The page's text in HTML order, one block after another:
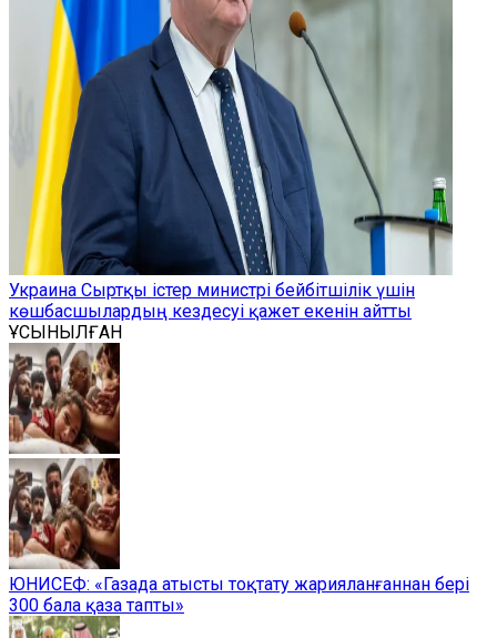
Украина Сыртқы істер министрі бейбітшілік үшін
көшбасшылардың кездесуі қажет екенін айтты
ҰСЫНЫЛҒАН
ЮНИСЕФ: «Газада атысты тоқтату жарияланғаннан бері
300 бала қаза тапты»